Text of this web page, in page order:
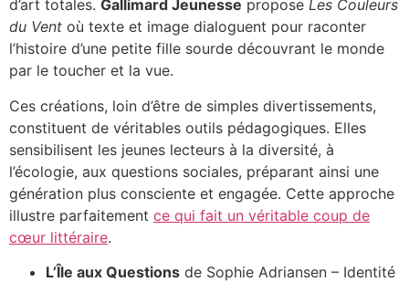
d’art totales. Gallimard Jeunesse propose Les Couleurs
du Vent où texte et image dialoguent pour raconter
l’histoire d’une petite fille sourde découvrant le monde
par le toucher et la vue.
Ces créations, loin d’être de simples divertissements,
constituent de véritables outils pédagogiques. Elles
sensibilisent les jeunes lecteurs à la diversité, à
l’écologie, aux questions sociales, préparant ainsi une
génération plus consciente et engagée. Cette approche
illustre parfaitement ce qui fait un véritable coup de
cœur littéraire.
L’Île aux Questions de Sophie Adriansen – Identité